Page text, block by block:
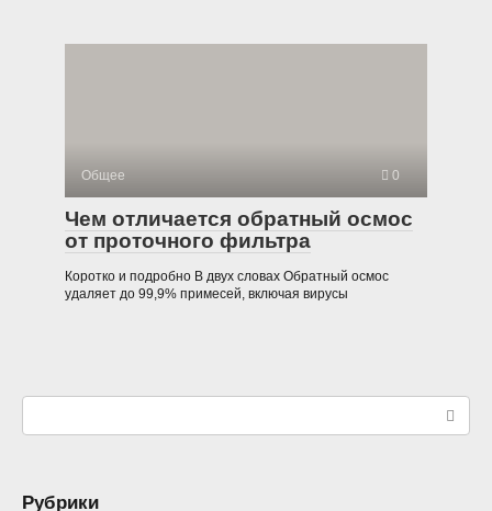
Общее 0
Чем отличается обратный осмос
от проточного фильтра
Коротко и подробно В двух словах Обратный осмос
удаляет до 99,9% примесей, включая вирусы
Рубрики